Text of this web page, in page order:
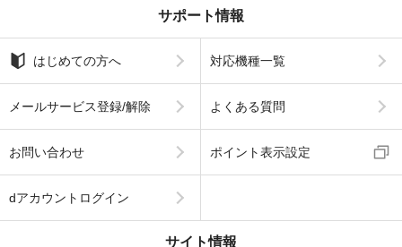
サポート情報
はじめての方へ 対応機種一覧
メールサービス登録/解除 よくある質問
お問い合わせ ポイント表示設定
dアカウントログイン
サイト情報